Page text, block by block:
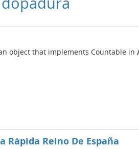
object that implements Countable in
Rápida Reino De España